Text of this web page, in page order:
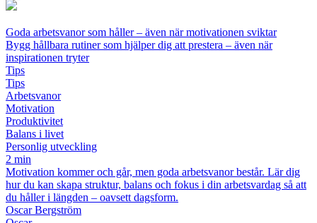
Goda arbetsvanor som håller – även när motivationen sviktar
Bygg hållbara rutiner som hjälper dig att prestera – även när
inspirationen tryter
Tips
Tips
Arbetsvanor
Motivation
Produktivitet
Balans i livet
Personlig utveckling
2 min
Motivation kommer och går, men goda arbetsvanor består. Lär dig
hur du kan skapa struktur, balans och fokus i din arbetsvardag så att
du håller i längden – oavsett dagsform.
Oscar Bergström